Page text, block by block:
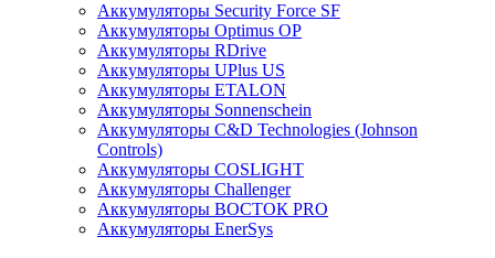
Аккумуляторы Security Force SF
Аккумуляторы Optimus OP
Аккумуляторы RDrive
Аккумуляторы UPlus US
Аккумуляторы ETALON
Аккумуляторы Sonnenschein
Аккумуляторы С&D Technologies (Johnson
Controls)
Аккумуляторы COSLIGHT
Аккумуляторы Challenger
Аккумуляторы ВОСТОК PRO
Аккумуляторы EnerSys